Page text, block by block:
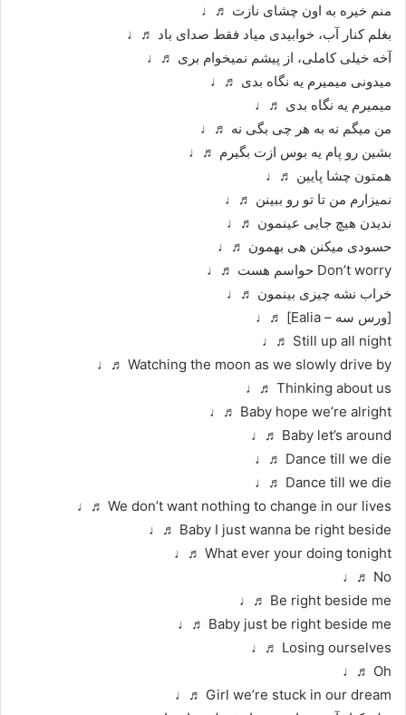
منم خیره به اون چشای نازت ♬♩
بغلم کنار آب، خوابیدی میاد فقط صدای باد ♬♩
آخه خیلی کاملی، از پیشم نمیخوام بری ♬♩
میدونی میمیرم یه نگاه بدی ♬♩
میمیرم یه نگاه بدی ♬♩
من میگم نه به هر چی بگی نه ♬♩
بشین رو پام یه بوس ازت بگیرم ♬♩
همتون چشا پایین ♬♩
نمیزارم من تا تو رو ببینن ♬♩
ندیدن هیچ جایی عینمون ♬♩
حسودی میکنن هی بهمون ♬♩
Don’t worry حواسم هست ♬♩
خراب نشه چیزی بینمون ♬♩
[ورس سه – Ealia] ♬♩
Still up all night ♬♩
Watching the moon as we slowly drive by ♬♩
Thinking about us ♬♩
Baby hope we’re alright ♬♩
Baby let’s around ♬♩
Dance till we die ♬♩
Dance till we die ♬♩
We don’t want nothing to change in our lives ♬♩
Baby I just wanna be right beside ♬♩
What ever your doing tonight ♬♩
No ♬♩
Be right beside me ♬♩
Baby just be right beside me ♬♩
Losing ourselves ♬♩
Oh ♬♩
Girl we’re stuck in our dream ♬♩